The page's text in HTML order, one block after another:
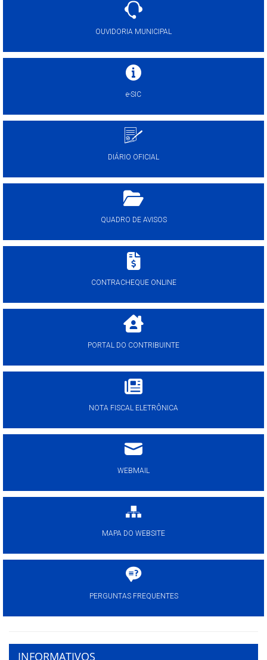
OUVIDORIA MUNICIPAL
e-SIC
DIÁRIO OFICIAL
QUADRO DE AVISOS
CONTRACHEQUE ONLINE
PORTAL DO CONTRIBUINTE
NOTA FISCAL ELETRÔNICA
WEBMAIL
MAPA DO WEBSITE
PERGUNTAS FREQUENTES
INFORMATIVOS